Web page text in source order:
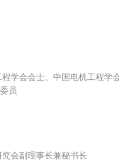
学会会士、中国电机工程学
员
会副理事长兼秘书长